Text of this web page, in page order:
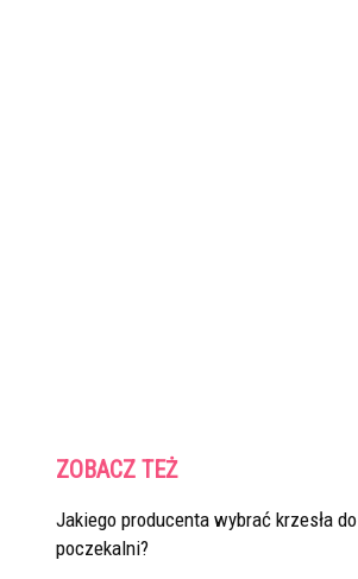
ZOBACZ TEŻ
Jakiego producenta wybrać krzesła do
poczekalni?